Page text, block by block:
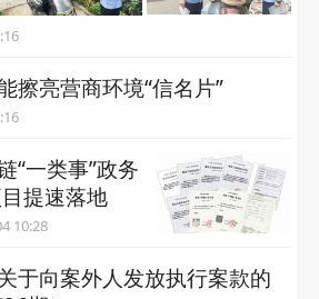
擦亮营商环境“信名片”
“一类事”政务
提速落地
08-04 10:28
于向案外人发放执行案款的